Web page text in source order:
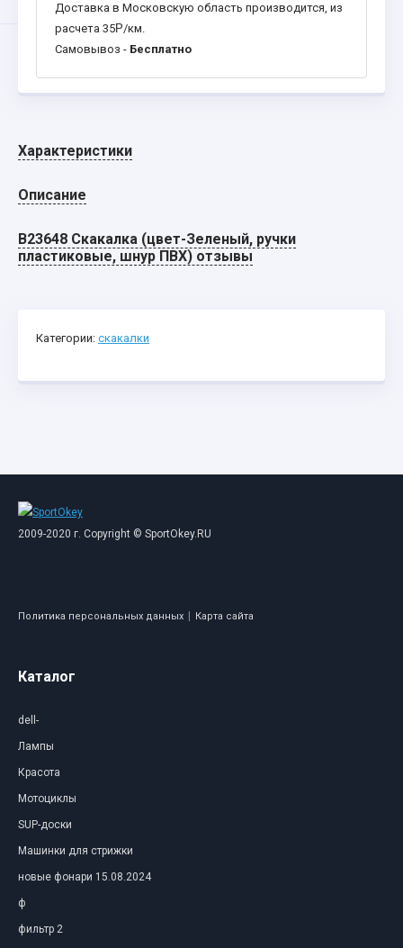
Доставка в Московскую область производится, из
расчета 35Р/км.
Самовывоз - Бесплатно
Характеристики
Описание
B23648 Скакалка (цвет-Зеленый, ручки
пластиковые, шнур ПВХ) отзывы
Категории: скакалки
2009-2020 г. Copyright © SportOkey.RU
Политика персональных данных Карта сайта
Каталог
dell-
Лампы
Красота
Мотоциклы
SUP-доски
Машинки для стрижки
новые фонари 15.08.2024
ф
фильтр 2